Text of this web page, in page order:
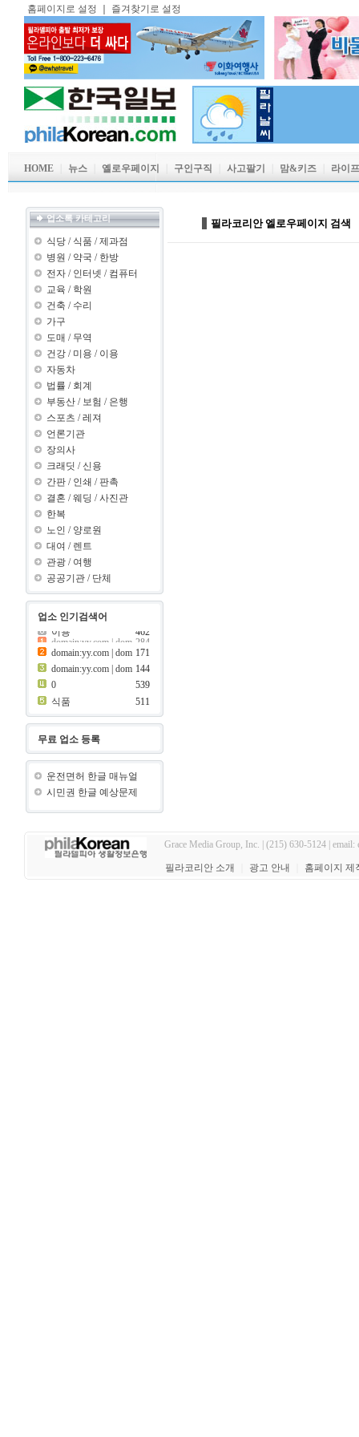
홈페이지로 설정 즐겨찾기로 설정
HOME 뉴스 옐로우페이지 구인구직 사고팔기 맘&키즈 라이
업소록 카테고리
식당 / 식품 /제과점
병원 / 약국 / 한방
전자 / 인터넷 / 컴퓨터
교육 / 학원
건축 / 수리
가구
도매 / 무역
건강 / 미용 / 이용
자동차
법률 / 회계
부동산 / 보험 / 은행
스포츠 /레져
언론기관
장의사
크래딧 / 신용
간판 / 인쇄 / 판촉
결혼 /웨딩 /사진관
한복
노인 / 양로원
대여 / 렌트
관광 / 여행
공공기관 / 단체
업소 인기검색어
이용
462
이용
462
간판
448
domain:yy.com | dom
ain:y ???..
171
08
보험
441
domain:yy.com | dom
ain:z ???..
144
69
제과점
406
0 539
크래딧 399
식품 511
무료 업소 등록
운전면허 한글 매뉴얼
시민권 한글 예상문제
필라코리안 엘로우페이지 검색
Grace Media Group, Inc. | (215) 630-5124 | email:
필라코리안 소개 광고 안내 홈페이지 제